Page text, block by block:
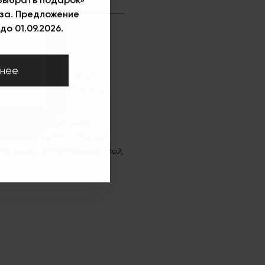
популярностью у
удивительный гель для
холодными
тщательно
дисперсионный слой,
Предложение
01.09.2026.